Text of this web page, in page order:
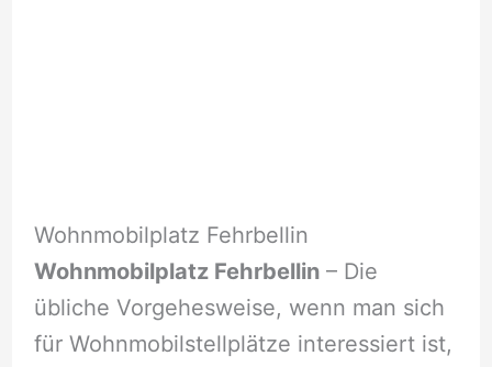
Wohnmobilplatz Fehrbellin
Wohnmobilplatz Fehrbellin– Die
übliche Vorgehesweise, wenn man sich
für Wohnmobilstellplätze interessiert ist,